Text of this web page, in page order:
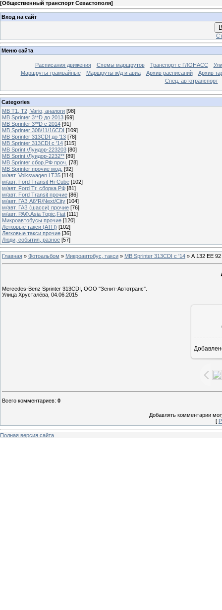
[Общественный транспорт Севастополя]
Вход на сайт
Меню сайта
Расписания движения Схемы маршрутов Транспорт с ГЛОНАСС
Маршруты трамвайные
Маршруты ж/д и авиа Архив расписаний
Архив
Спец. автотранспорт
Categories
MB T1, T2, Vario, аналоги [98]
MB Sprinter 3**D до 2013 [69]
MB Sprinter 3**D с 2014 [91]
MB Sprinter 308/11/16CDI [109]
MB Sprinter 313CDI до '13 [78]
MB Sprinter 313CDI с '14 [115]
MB Sprint./Луидор-223203 [80]
MB Sprint./Луидор-2232** [89]
MB Sprinter сбор.РФ проч. [78]
MB Sprinter прочие мод. [92]
м/авт. Volkswagen LT35 [114]
м/авт. Ford Transit Hi-Cube [102]
м/авт. Ford Tr. сборка РФ [81]
м/авт. Ford Transit прочие [86]
м/авт. ГАЗ A6*R/Next/City [104]
м/авт. ГАЗ (шасси) прочие [76]
м/авт. РАФ,Asia Topic,Fiat [111]
Микроавтобусы прочие [120]
Легковые такси (АТП) [102]
Легковые такси прочие [36]
Люди, события, разное [57]
Главная » Фотоальбом » Микроавтобус, такси » MB Sprinter 313CDI с '14 » А 132 ЕЕ 92
Mercedes-Benz Sprinter 313CDI, ООО "Зенит-Автотранс".
Улица Хрусталёва, 04.06.2015
Всего комментариев: 0
Добавлять комментарии
[
Полная версия сайта